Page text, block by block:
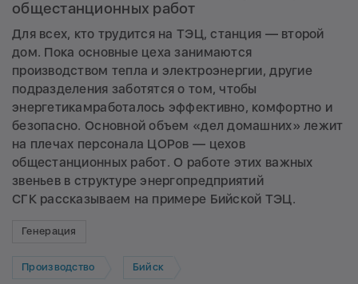
общестанционных работ
Для всех, кто трудится на ТЭЦ, станция — второй
дом. Пока основные цеха занимаются
производством тепла и электроэнергии, другие
подразделения заботятся о том, чтобы
энергетикамработалось эффективно, комфортно и
безопасно. Основной объем «дел домашних» лежит
на плечах персонала ЦОРов — цехов
общестанционных работ. О работе этих важных
звеньев в структуре энергопредприятий
СГК рассказываем на примере Бийской ТЭЦ.
Генерация
Производство Бийск